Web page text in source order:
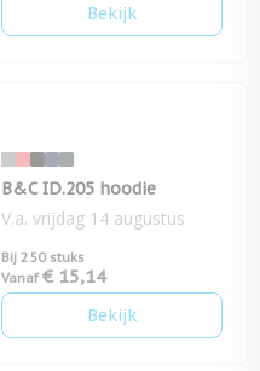
Bekijk
B&C ID.205 hoodie
V.a. vrijdag 14 augustus
Bij 250 stuks
Vanaf € 15,14
Bekijk